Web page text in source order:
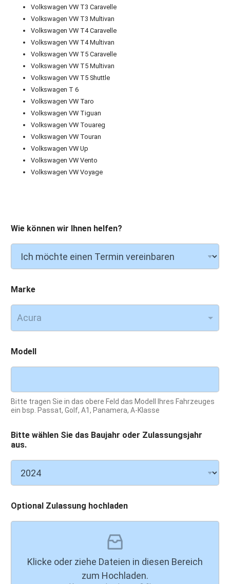
Volkswagen VW T3 Caravelle
Volkswagen VW T3 Multivan
Volkswagen VW T4 Caravelle
Volkswagen VW T4 Multivan
Volkswagen VW T5 Caravelle
Volkswagen VW T5 Multivan
Volkswagen VW T5 Shuttle
Volkswagen T 6
Volkswagen VW Taro
Volkswagen VW Tiguan
Volkswagen VW Touareg
Volkswagen VW Touran
Volkswagen VW Up
Volkswagen VW Vento
Volkswagen VW Voyage
Wie können wir Ihnen helfen?
Marke
Acura
Modell
Bitte tragen Sie in das obere Feld das Modell Ihres Fahrzeuges
ein bsp. Passat, Golf, A1, Panamera, A-Klasse
Bitte wählen Sie das Baujahr oder Zulassungsjahr
aus.
Optional Zulassung hochladen
Klicke oder ziehe Dateien in diesen Bereich
zum Hochladen.